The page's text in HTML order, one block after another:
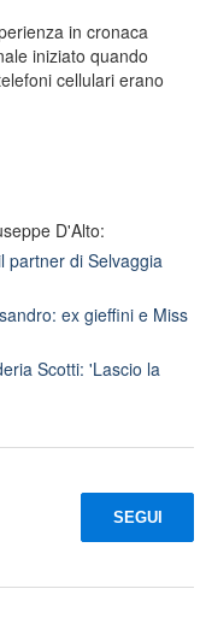
in cronaca
iniziato quando
cellulari erano
D'Alto:
partner di Selvaggia
ex gieffini e Miss
Scotti: 'Lascio la
SEGUI